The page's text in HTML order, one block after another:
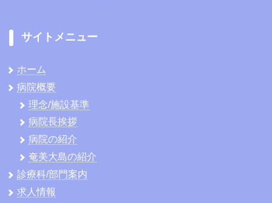
サイトメニュー
ホーム
病院概要
理念/施設基準
病院長挨拶
病院の紹介
奄美大島の紹介
診療科/部門案内
求人情報